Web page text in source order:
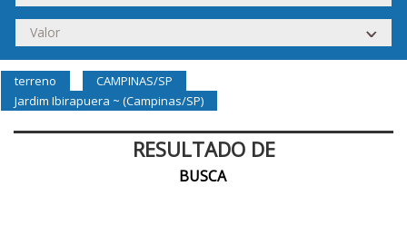
terreno
CAMPINAS/SP
Jardim Ibirapuera ~ (Campinas/SP)
RESULTADO DE
BUSCA